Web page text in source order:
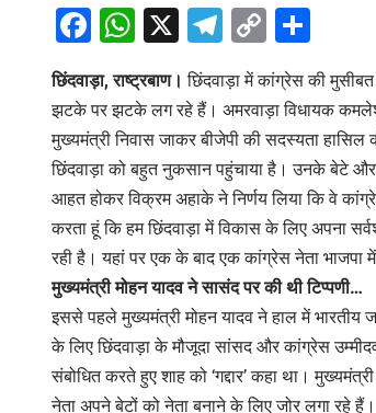
Facebook
WhatsApp
X Telegram
Copy
Link
छिंदवाड़ा, राष्ट्रबाण। छिंदवाड़ा में कांग्रेस की
झटके पर झटके लग रहे हैं। अमरवाड़ा विधायक कमलेश
मुख्यमंत्री निवास जाकर बीजेपी की सदस्यता
छिंदवाड़ा को बहुत नुकसान पहुंचाया है। उनके बेटे
आहत होकर विक्रम अहाके ने निर्णय लिया कि वे
करता हूं कि हम छिंदवाड़ा में विकास के लिए अपना
रही है। यहां पर एक के बाद एक कांग्रेस नेता भाजपा
मुख्यमंत्री मोहन यादव ने सासंद पर की थी टिप्पणी…
इससे पहले मुख्यमंत्री मोहन यादव ने हाल में भारतीय
के लिए छिंदवाड़ा के मौजूदा सांसद और कांग्रेस
संबोधित करते हुए शाह को ‘गद्दार’ कहा था।
नेता अपने बेटों को नेता बनाने के लिए जोर लगा रहे